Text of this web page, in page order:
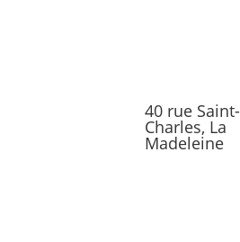
40 rue Saint-
Charles, La
Madeleine